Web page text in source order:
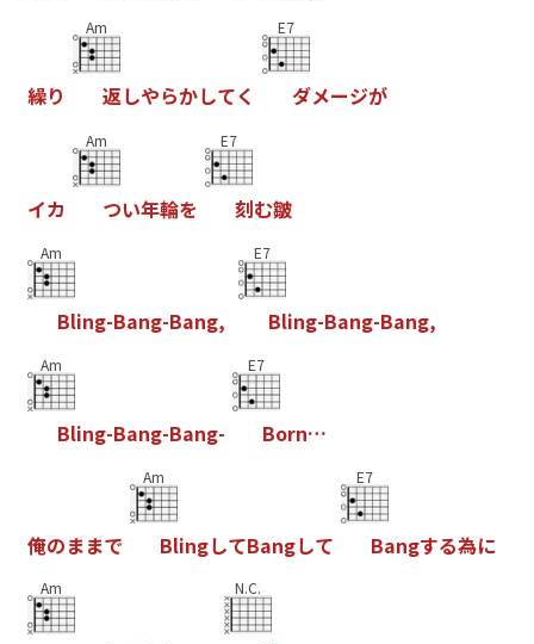
繰り
Am
返しやらかしてく
E7
ダメージが
イカ
Am
つい年輪を
E7
刻む皺
Am
Bling-Bang-Bang,
E7
Bling-Bang-Bang,
Am
Bling-Bang-Bang-
E7
Born…
俺のままで
Am
BlingしてBangして
E7
Bangする為に
Am N.C.